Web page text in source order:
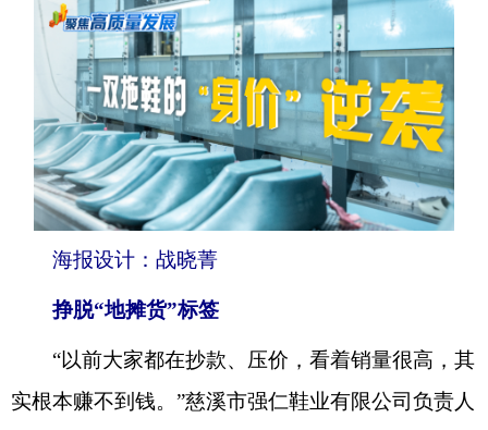
海报设计：战晓菁
挣脱“地摊货”标签
“以前大家都在抄款、压价，看着销量很高，其
实根本赚不到钱。”慈溪市强仁鞋业有限公司负责人